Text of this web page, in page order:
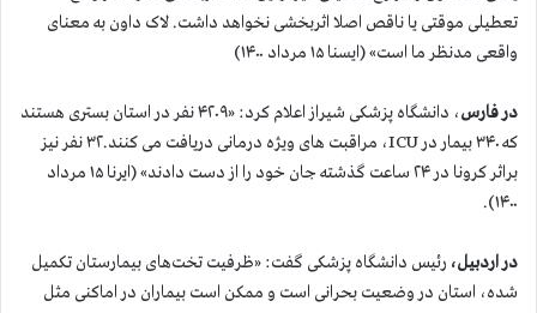
تعطیلی موقتی یا ناقص اصلا اثربخشی نخواهد داشت. لاک داون به معنای
واقعی مدنظر ما است» (ایسنا ۱۵ مرداد ۱۴۰۰)
در فارس
، دانشگاه پزشکی شیراز اعلام کرد: «۴۲۰۹ نفر در استان بستری هستند
که ۳۴۰ بیمار در ICU، مراقبت های ویژه درمانی دریافت می کنند.۳۲ نفر نیز
براثر کرونا در ۲۴ ساعت گذشته جان خود را از دست دادند» (ایرنا ۱۵ مرداد
۱۴۰۰).
در اردبیل، رئیس دانشگاه پزشکی گفت: «ظرفیت تخت‌های بیمارستان تکمیل
شده، استان در وضعیت بحرانی است و ممکن است بیماران در اماکنی مثل